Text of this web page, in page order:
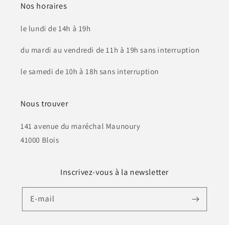
Nos horaires
le lundi de 14h à 19h
du mardi au vendredi de 11h à 19h sans interruption
le samedi de 10h à 18h sans interruption
Nous trouver
141 avenue du maréchal Maunoury
41000 Blois
Inscrivez-vous à la newsletter
E-mail